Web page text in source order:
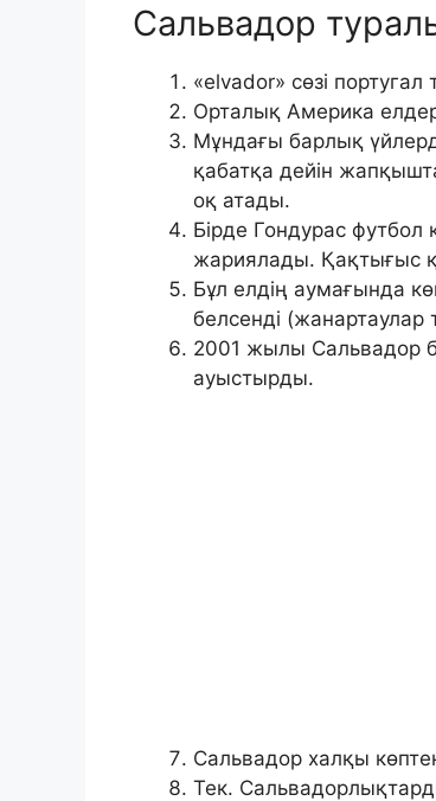
Сальвадор
«elvador» сөзі
Орталық Америка
Мұндағы барлық
қабатқа дейін
оқ атады.
Бірде Гондурас
жариялады. Қақтығыс
Бұл елдің аумағында
белсенді
2001 жылы Сальвадор
ауыстырды.
Сальвадор халқы
Тек.